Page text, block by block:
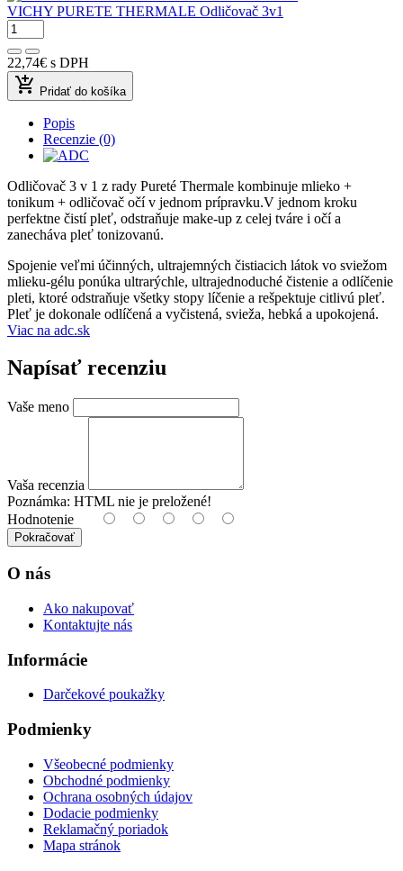
VICHY PURETE THERMALE Odličovač 3v1
22,74€ s DPH
add_shopping_cart Pridať do košíka
Popis
Recenzie (0)
Odličovač 3 v 1 z rady Pureté Thermale kombinuje mlieko +
tonikum + odličovač očí v jednom prípravku.V jednom kroku
perfektne čistí pleť, odstraňuje make-up z celej tváre i očí a
zanecháva pleť tonizovanú.
Spojenie veľmi účinných, ultrajemných čistiacich látok vo sviežom
mlieku-gélu ponúka ultrarýchle, ultrajednoduché čistenie a odlíčenie
pleti, ktoré odstraňuje všetky stopy líčenie a rešpektuje citlivú pleť.
Pleť je dokonale odlíčená a vyčistená, svieža, hebká a upokojená.
Viac na adc.sk
Napísať recenziu
Vaše meno
Vaša recenzia
Poznámka: HTML nie je preložené!
Hodnotenie
Pokračovať
O nás
Ako nakupovať
Kontaktujte nás
Informácie
Darčekové poukažky
Podmienky
Všeobecné podmienky
Obchodné podmienky
Ochrana osobných údajov
Dodacie podmienky
Reklamačný poriadok
Mapa stránok